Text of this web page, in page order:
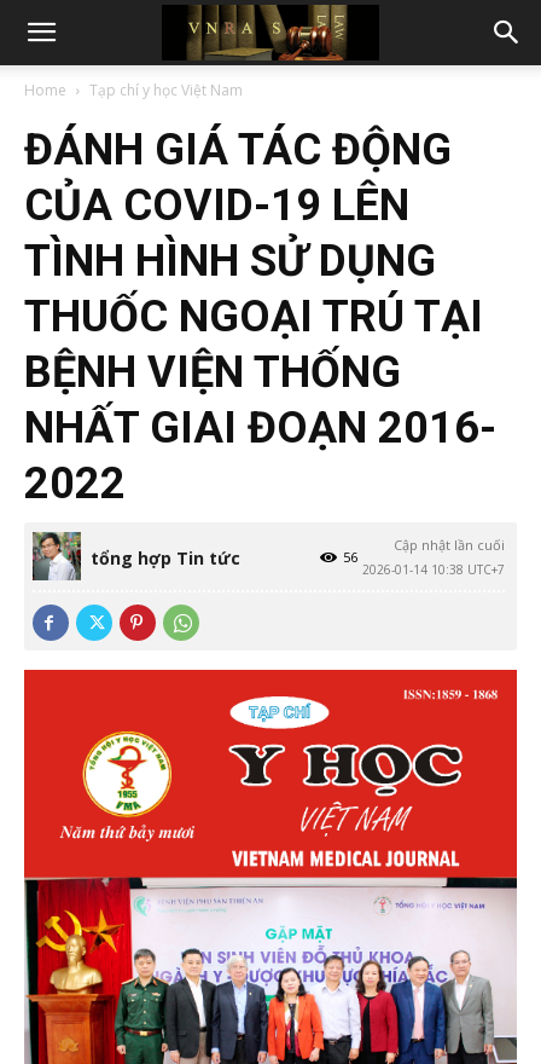
Home Tạp chí y học Việt Nam
ĐÁNH GIÁ TÁC ĐỘNG
CỦA COVID-19 LÊN
TÌNH HÌNH SỬ DỤNG
THUỐC NGOẠI TRÚ TẠI
BỆNH VIỆN THỐNG
NHẤT GIAI ĐOẠN 2016-
2022
tổng hợp Tin tức
Cập nhật lần cuối
2026-01-14 10:38 UTC+7
56